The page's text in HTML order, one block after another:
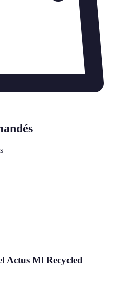
Actus Ml Recycled